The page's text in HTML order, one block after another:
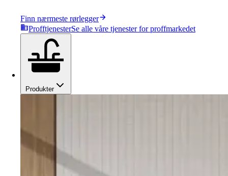
Finn nærmeste rørlegger
ProfftjenesterSe alle våre tjenester for proffmarkedet
Produkter